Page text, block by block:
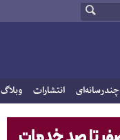
چندرسانه‌ای انتشارات وبلاگ